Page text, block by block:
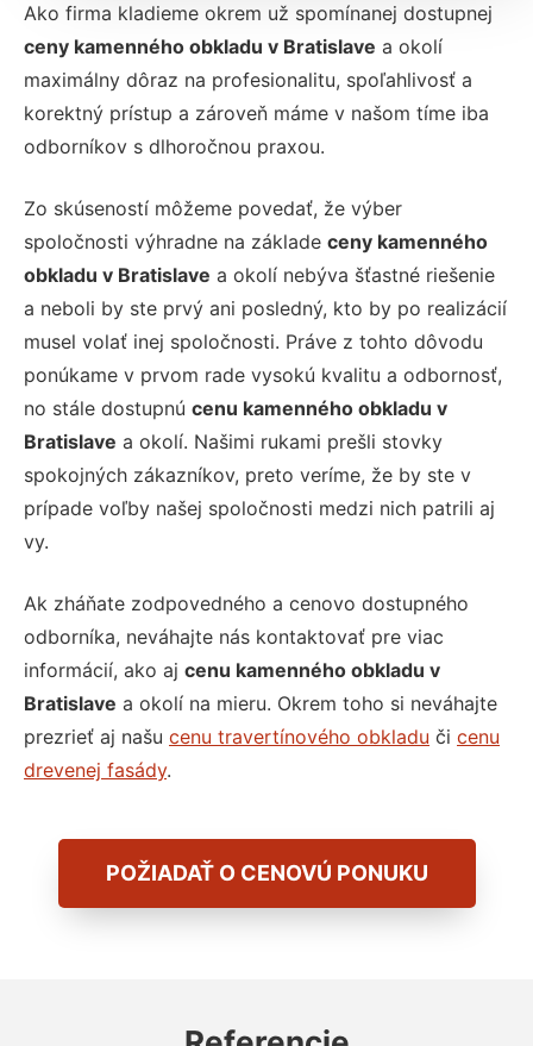
Ako firma kladieme okrem už spomínanej dostupnej
ceny kamenného obkladu v Bratislave a okolí
maximálny dôraz na profesionalitu, spoľahlivosť a
korektný prístup a zároveň máme v našom tíme iba
odborníkov s dlhoročnou praxou.
Zo skúseností môžeme povedať, že výber
spoločnosti výhradne na základe ceny kamenného
obkladu v Bratislave a okolí nebýva šťastné riešenie
a neboli by ste prvý ani posledný, kto by po realizácií
musel volať inej spoločnosti. Práve z tohto dôvodu
ponúkame v prvom rade vysokú kvalitu a odbornosť,
no stále dostupnú cenu kamenného obkladu v
Bratislave a okolí. Našimi rukami prešli stovky
spokojných zákazníkov, preto veríme, že by ste v
prípade voľby našej spoločnosti medzi nich patrili aj
vy.
Ak zháňate zodpovedného a cenovo dostupného
odborníka, neváhajte nás kontaktovať pre viac
informácií, ako aj cenu kamenného obkladu v
Bratislave a okolí na mieru. Okrem toho si neváhajte
prezrieť aj našu cenu travertínového obkladu či cenu
drevenej fasády.
POŽIADAŤ O CENOVÚ PONUKU